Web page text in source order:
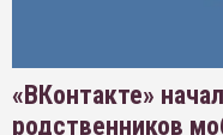
«ВКонтакте»
родственников